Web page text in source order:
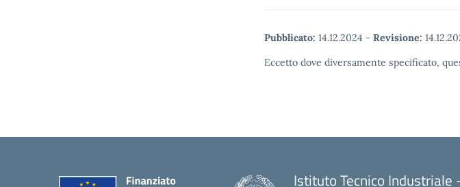
Pubblicato: 14.12.2024 - Revisione:
Eccetto dove diversamente specificato,
Istituto Tecnico